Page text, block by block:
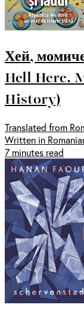
Хей,
Hell Here.
History)
Translated from
Written in
7 minutes read